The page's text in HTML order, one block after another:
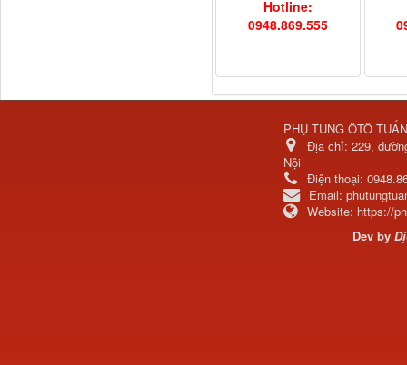
Hotline:
0948.869.555
PHỤ TÙNG ÔTÔ
Địa chỉ: 229,
Nội
Điện thoại:
Email:
Website: https://
Dev by